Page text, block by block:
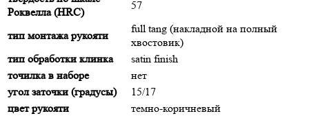
Роквелла (HRC)
57
тип монтажа рукояти
full tang (накладной на полный
хвостовик)
тип обработки клинка
satin finish
точилка в наборе
нет
угол заточки (градусы)
15/17
цвет рукояти
темно-коричневый